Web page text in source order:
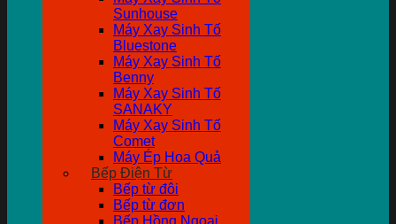
Sunhouse
Máy Xay Sinh Tố
Bluestone
Máy Xay Sinh Tố
Benny
Máy Xay Sinh Tố
SANAKY
Máy Xay Sinh Tố
Comet
Máy Ép Hoa Quả
Bếp Điện Từ
Bếp từ đôi
Bếp từ đơn
Bếp Hồng Ngoại